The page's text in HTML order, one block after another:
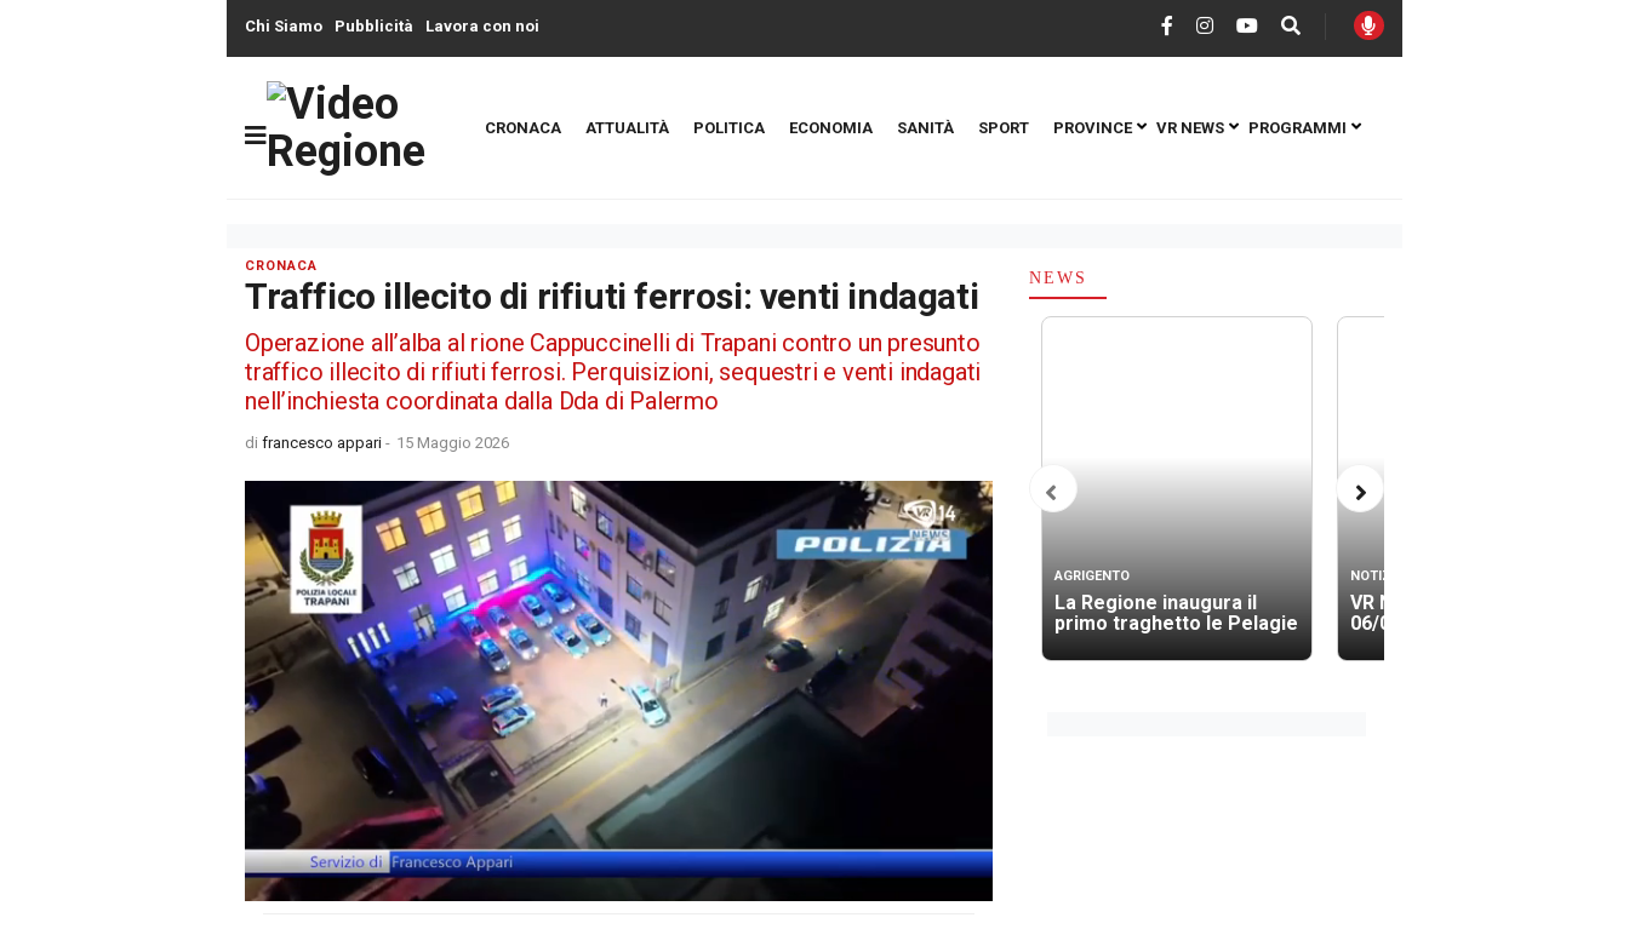
Chi Siamo Pubblicità Lavora con noi
CRONACA ATTUALITÀ POLITICA ECONOMIA SANITÀ SPORT PROVINCE VR NEWS PROGRAMMI
CRONACA
Traffico illecito di rifiuti ferrosi: venti indagati
Operazione all’alba al rione Cappuccinelli di Trapani contro un presunto
traffico illecito di rifiuti ferrosi. Perquisizioni, sequestri e venti indagati
nell’inchiesta coordinata dalla Dda di Palermo
di francesco appari - 15 Maggio 2026
Loaded
NEWS
AGRIGENTO
La Regione inaugura il
primo traghetto le Pelagie
NOTIZIE
VR News Edizione 23.30
06/08/2026